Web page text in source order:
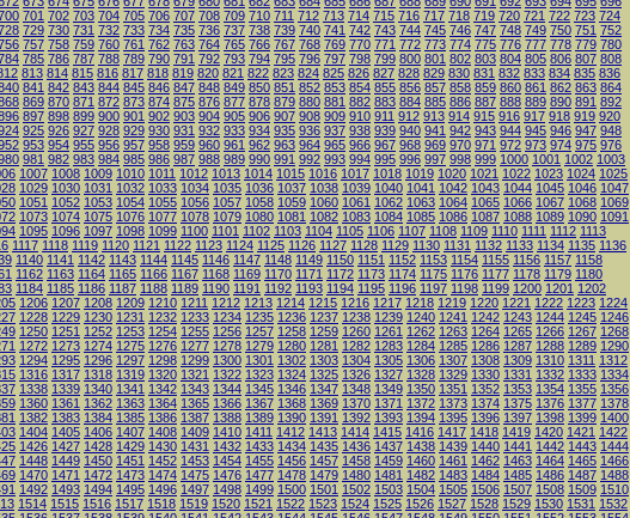
701 702 703 704 705 706 707 708 709 710 711 712 713 714 715 716 717 718 719 720 721 722 723 724
729 730 731 732 733 734 735 736 737 738 739 740 741 742 743 744 745 746 747 748 749 750 751 752
757 758 759 760 761 762 763 764 765 766 767 768 769 770 771 772 773 774 775 776 777 778 779 780
785 786 787 788 789 790 791 792 793 794 795 796 797 798 799 800 801 802 803 804 805 806 807 808
813 814 815 816 817 818 819 820 821 822 823 824 825 826 827 828 829 830 831 832 833 834 835 836
841 842 843 844 845 846 847 848 849 850 851 852 853 854 855 856 857 858 859 860 861 862 863 864
869 870 871 872 873 874 875 876 877 878 879 880 881 882 883 884 885 886 887 888 889 890 891 892
897 898 899 900 901 902 903 904 905 906 907 908 909 910 911 912 913 914 915 916 917 918 919 920
925 926 927 928 929 930 931 932 933 934 935 936 937 938 939 940 941 942 943 944 945 946 947 948
953 954 955 956 957 958 959 960 961 962 963 964 965 966 967 968 969 970 971 972 973 974 975 976
981 982 983 984 985 986 987 988 989 990 991 992 993 994 995 996 997 998 999 1000 1001 1002 1003
1007 1008 1009 1010 1011 1012 1013 1014 1015 1016 1017 1018 1019 1020 1021 1022 1023 1024 1025
1029 1030 1031 1032 1033 1034 1035 1036 1037 1038 1039 1040 1041 1042 1043 1044 1045 1046 1047
1051 1052 1053 1054 1055 1056 1057 1058 1059 1060 1061 1062 1063 1064 1065 1066 1067 1068 1069
1073 1074 1075 1076 1077 1078 1079 1080 1081 1082 1083 1084 1085 1086 1087 1088 1089 1090 1091
1095 1096 1097 1098 1099 1100 1101 1102 1103 1104 1105 1106 1107 1108 1109 1110 1111 1112 1113
1117 1118 1119 1120 1121 1122 1123 1124 1125 1126 1127 1128 1129 1130 1131 1132 1133 1134 1135 1136
1140 1141 1142 1143 1144 1145 1146 1147 1148 1149 1150 1151 1152 1153 1154 1155 1156 1157 1158
1162 1163 1164 1165 1166 1167 1168 1169 1170 1171 1172 1173 1174 1175 1176 1177 1178 1179 1180
1184 1185 1186 1187 1188 1189 1190 1191 1192 1193 1194 1195 1196 1197 1198 1199 1200 1201 1202
1206 1207 1208 1209 1210 1211 1212 1213 1214 1215 1216 1217 1218 1219 1220 1221 1222 1223 1224
1228 1229 1230 1231 1232 1233 1234 1235 1236 1237 1238 1239 1240 1241 1242 1243 1244 1245 1246
1250 1251 1252 1253 1254 1255 1256 1257 1258 1259 1260 1261 1262 1263 1264 1265 1266 1267 1268
1272 1273 1274 1275 1276 1277 1278 1279 1280 1281 1282 1283 1284 1285 1286 1287 1288 1289 1290
1294 1295 1296 1297 1298 1299 1300 1301 1302 1303 1304 1305 1306 1307 1308 1309 1310 1311 1312
1316 1317 1318 1319 1320 1321 1322 1323 1324 1325 1326 1327 1328 1329 1330 1331 1332 1333 1334
1338 1339 1340 1341 1342 1343 1344 1345 1346 1347 1348 1349 1350 1351 1352 1353 1354 1355 1356
1360 1361 1362 1363 1364 1365 1366 1367 1368 1369 1370 1371 1372 1373 1374 1375 1376 1377 1378
1382 1383 1384 1385 1386 1387 1388 1389 1390 1391 1392 1393 1394 1395 1396 1397 1398 1399 1400
1404 1405 1406 1407 1408 1409 1410 1411 1412 1413 1414 1415 1416 1417 1418 1419 1420 1421 1422
1426 1427 1428 1429 1430 1431 1432 1433 1434 1435 1436 1437 1438 1439 1440 1441 1442 1443 1444
1448 1449 1450 1451 1452 1453 1454 1455 1456 1457 1458 1459 1460 1461 1462 1463 1464 1465 1466
1470 1471 1472 1473 1474 1475 1476 1477 1478 1479 1480 1481 1482 1483 1484 1485 1486 1487 1488
1492 1493 1494 1495 1496 1497 1498 1499 1500 1501 1502 1503 1504 1505 1506 1507 1508 1509 1510
1514 1515 1516 1517 1518 1519 1520 1521 1522 1523 1524 1525 1526 1527 1528 1529 1530 1531 1532